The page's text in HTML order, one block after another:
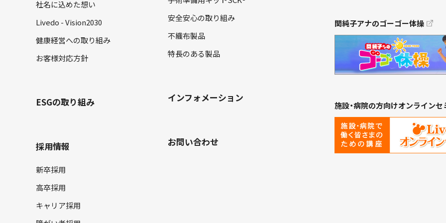
社名に込めた想い
Livedo - Vision2030
健康経営への取り組み
お客様対応方針
ESGの取り組み
採用情報
新卒採用
高卒採用
キャリア採用
安全安心の取り組み
不織布製品
特長のある製品
インフォメーション
お問い合わせ
関純子アナのゴーゴー体操
施設・病院の方向けオンラインセ